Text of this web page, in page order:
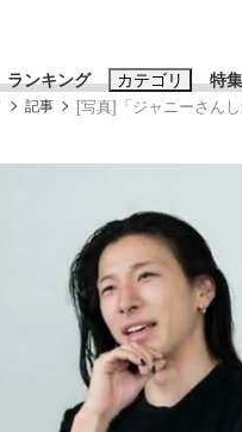
ランキング カテゴリ 特集
おすすめのキーワード
#高市早苗 #三山凌輝
#玉木雄一郎
#亀和田武
記事 [写真]「ジャニーさん